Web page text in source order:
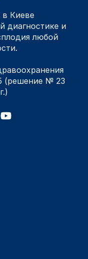
в Киеве
диагностике и
любой
(решение № 23